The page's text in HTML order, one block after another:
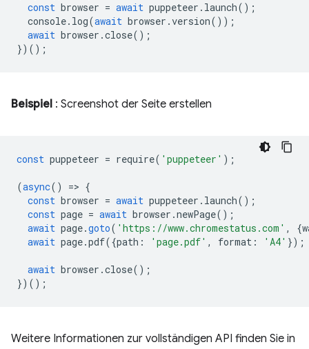
const browser = await puppeteer . launch();
console. log(await browser .version());
await browser .close();
})();
Beispiel : Screenshot der Seite erstellen
const puppeteer = require( 'puppeteer' );
(async() => {
const browser = await puppeteer . launch();
const page = await browser .newPage();
await page.goto( 'https://www.chromestatus.com' , {
await page.pdf({path : 'page.pdf' , format : 'A4' });
await browser .close();
})();
Weitere Informationen zur vollständigen API finden Sie in